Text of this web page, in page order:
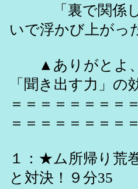
「裏で関係し
いで浮かび上がっ
▲ありがとよ、
「聞き出す力」の
＝＝＝＝＝＝＝＝
＝＝＝＝＝＝＝＝＝
１：★ム所帰り荒
と対決！９分35